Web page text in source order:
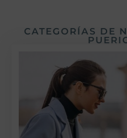
CATEGORÍAS DE